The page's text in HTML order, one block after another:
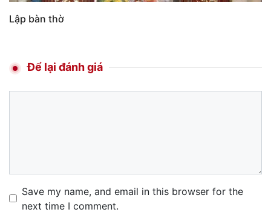
Lập bàn thờ
Để lại đánh giá
Name
Email
Website
Save my name, and email in this browser for the
next time I comment.